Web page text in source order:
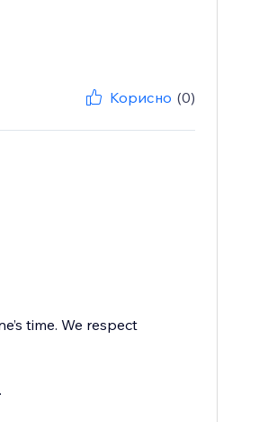
Корисно (0)
time. We respect